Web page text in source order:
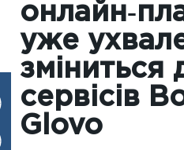
уже
зміниться
сервісів
Glovo